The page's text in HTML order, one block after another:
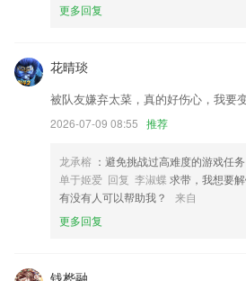
1.逢年过节回家为咱爸妈下载一个，时尚时尚
3.瑞幸咖啡，小米A LOT之家,VIPKID,茑屋书
4.·直击考点，让学习更有效率
5.支持iPad上的分屏模式，与其他应用程序联
微乐斗地主更新了什么?
实名认证增加操作证选项，暨可通过身份证
实名审核，实名审核完毕后开放所有功能。
修复 aab 原生库解析错误
更多回复
花晴琰
被队友嫌弃太菜，真的好伤心，我要
2026-07-09 08:55 推荐
龙承榕 ：避免挑战过高难度的游戏任务
单于姬爱 回复 李淑蝶 求带，我想要
有没有人可以帮助我？
来自
更多回复
钱桦融